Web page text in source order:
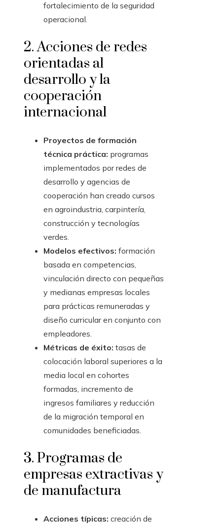
fortalecimiento de la seguridad
operacional.
2. Acciones de redes
orientadas al
desarrollo y la
cooperación
internacional
Proyectos de formación
técnica práctica: programas
implementados por redes de
desarrollo y agencias de
cooperación han creado cursos
en agroindustria, carpintería,
construcción y tecnologías
verdes.
Modelos efectivos: formación
basada en competencias,
vinculación directo con pequeñas
y medianas empresas locales
para prácticas remuneradas y
diseño curricular en conjunto con
empleadores.
Métricas de éxito: tasas de
colocación laboral superiores a la
media local en cohortes
formadas, incremento de
ingresos familiares y reducción
de la migración temporal en
comunidades beneficiadas.
3. Programas de
empresas extractivas y
de manufactura
Acciones típicas: creación de